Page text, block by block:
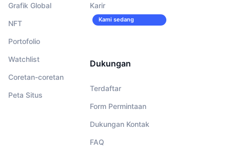
Grafik Global
NFT
Portofolio
Watchlist
Coretan-coretan
Peta Situs
Karir
Kami sedang
merekrut!
Dukungan
Terdaftar
Form Permintaan
Dukungan Kontak
FAQ